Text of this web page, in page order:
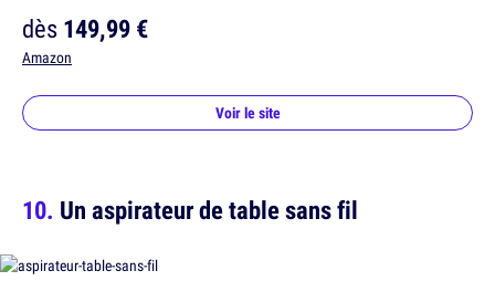
dès149,99 €
Amazon
Voir le site
Un aspirateur de table sans fil